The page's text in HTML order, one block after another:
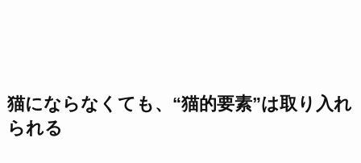
猫にならなくても、“猫的要素”は取り入れ
られる